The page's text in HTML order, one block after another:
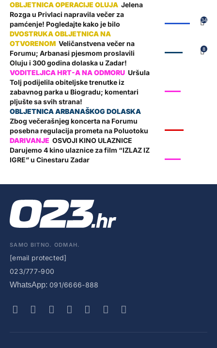
34
Jelena
Rozga u Privlaci napravila večer za
pamćenje! Pogledajte kako je bilo
8
Veličanstvena večer na
Forumu; Arbanasi pjesmom proslavili
Oluju i 300 godina dolaska u Zadar!
Uršula
Tolj podijelila obiteljske trenutke iz
zabavnog parka u Biogradu; komentari
pljušte sa svih strana!
Zbog večerašnjeg koncerta na Forumu
posebna regulacija prometa na Poluotoku
OSVOJI KINO ULAZNICE
Darujemo 4 kino ulaznice za film “IZLAZ IZ
IGRE” u Cinestaru Zadar
SAMO BITNO. ODMAH.
[email protected]
023/777-900
WhatsApp: 091/6666-888